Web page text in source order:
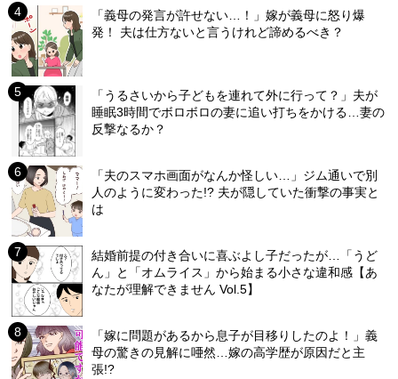
「義母の発言が許せない…！」嫁が義母に怒り爆
発！ 夫は仕方ないと言うけれど諦めるべき？
「うるさいから子どもを連れて外に行って？」夫が
睡眠3時間でボロボロの妻に追い打ちをかける…妻の
反撃なるか？
「夫のスマホ画面がなんか怪しい…」ジム通いで別
人のように変わった!? 夫が隠していた衝撃の事実と
は
結婚前提の付き合いに喜ぶよし子だったが…「うど
ん」と「オムライス」から始まる小さな違和感【あ
なたが理解できません Vol.5】
「嫁に問題があるから息子が目移りしたのよ！」義
母の驚きの見解に唖然…嫁の高学歴が原因だと主
張!?